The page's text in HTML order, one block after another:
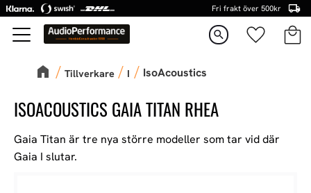
Meny
Fri frakt över 500kr
search Favoriter
Tillverkare I IsoAcoustics
ISOACOUSTICS GAIA TITAN RHEA
Gaia Titan är tre nya större modeller som tar vid där
Gaia I slutar.